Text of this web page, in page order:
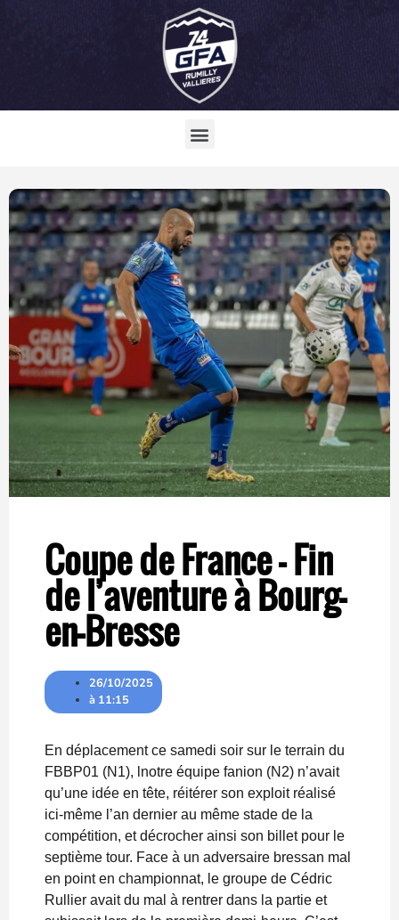
Coupe de France – Fin
de l’aventure à Bourg-
en-Bresse
26/10/2025
à 11:15
En déplacement ce samedi soir sur le terrain du
FBBP01 (N1), lnotre équipe fanion (N2) n’avait
qu’une idée en tête, réitérer son exploit réalisé
ici-même l’an dernier au même stade de la
compétition, et décrocher ainsi son billet pour le
septième tour. Face à un adversaire bressan mal
en point en championnat, le groupe de Cédric
Rullier avait du mal à rentrer dans la partie et